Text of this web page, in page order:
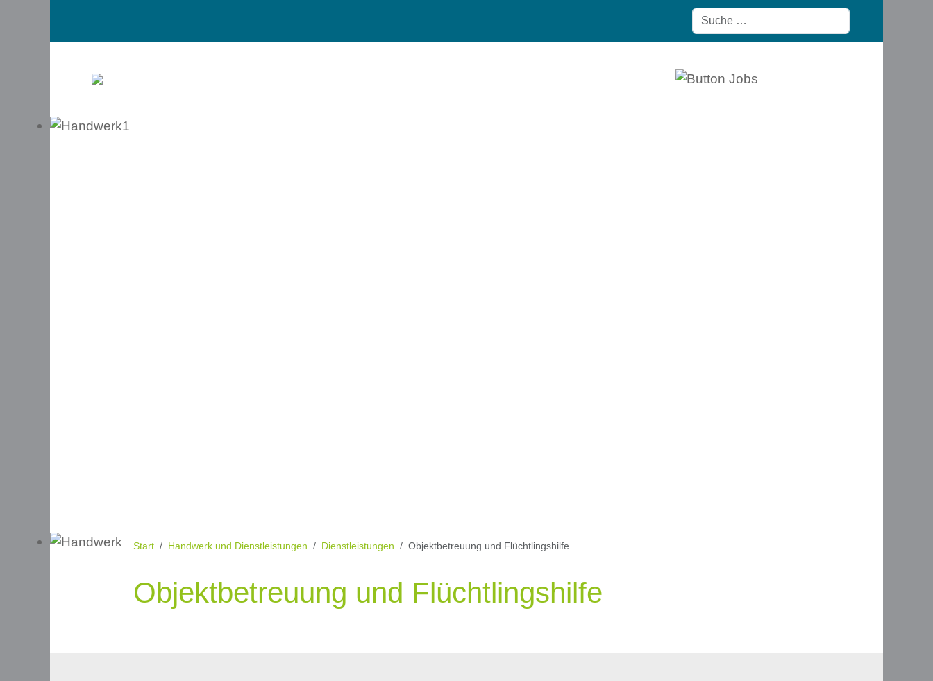
Start Handwerk und Dienstleistungen Dienstleistungen Objektbetreuung und Flüchtlingshilfe
Objektbetreuung und Flüchtlingshilfe